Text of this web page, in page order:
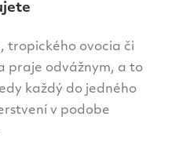
tropického ovocia či
praje odvážnym, a to
každý do jedného
v podobe